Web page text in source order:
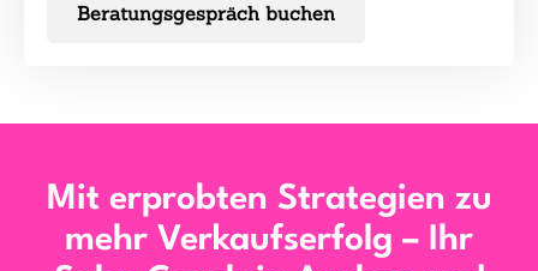
Beratungsgespräch buchen
Mit erprobten Strategien zu
mehr Verkaufserfolg – Ihr